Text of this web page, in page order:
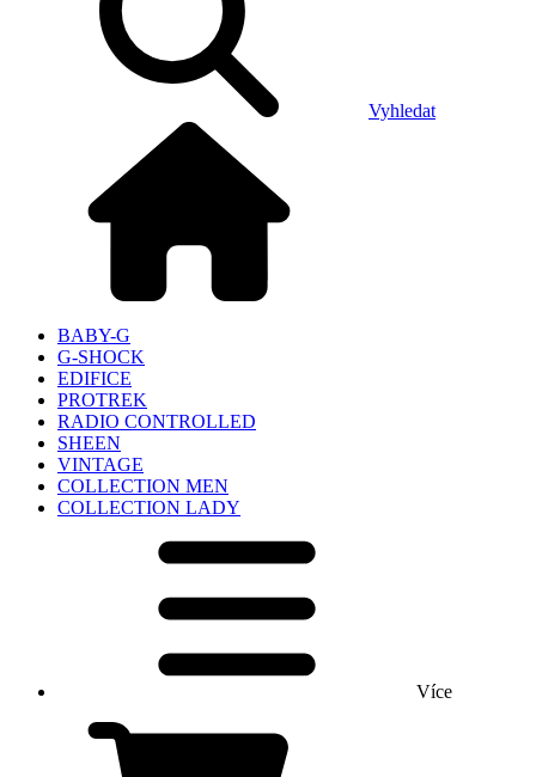
Vyhledat
BABY-G
G-SHOCK
EDIFICE
PROTREK
RADIO CONTROLLED
SHEEN
VINTAGE
COLLECTION MEN
COLLECTION LADY
Více